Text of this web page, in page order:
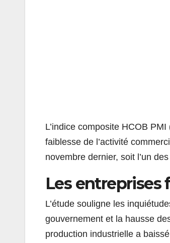
L’indice composite HCOB
faiblesse de l’activité
novembre dernier, soit l’un
Les entreprises
L’étude souligne les
gouvernement et la hausse
production industrielle a